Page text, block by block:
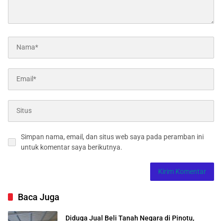
Simpan nama, email, dan situs web saya pada peramban ini
untuk komentar saya berikutnya.
Baca Juga
Diduga Jual Beli Tanah Negara di Pinotu,